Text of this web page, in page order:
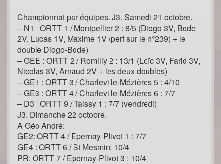
Championnat par équipes. J3. Samedi 21 octobre.
– N1 : ORTT 1 / Montpellier 2 : 8/5 (Diogo 3V, Bode
2V, Lucas 1V, Maxime 1V (perf sur le n°239) + le
double Diogo-Bode)
– GEE : ORTT 2 / Romilly 2 : 13/1 (Loïc 3V, Farid 3V,
Nicolas 3V, Arnaud 2V + les deux doubles)
– GE1 : ORTT 3 / Charleville-Mézières 5 : 4/10
– GE3 : ORTT 4 / Charleville-Mézières 6 : 7/7
– D3 : ORTT 9 / Taissy 1 : 7/7 (vendredi)
J3. Dimanche 22 octobre.
A Géo André:
GE2: ORTT 4 / Epernay-Plivot 1 : 7/7
GE4 : ORTT 6 / St Mesmin: 10/4
PR: ORTT 7 / Epernay-Plivot 3 : 10/4